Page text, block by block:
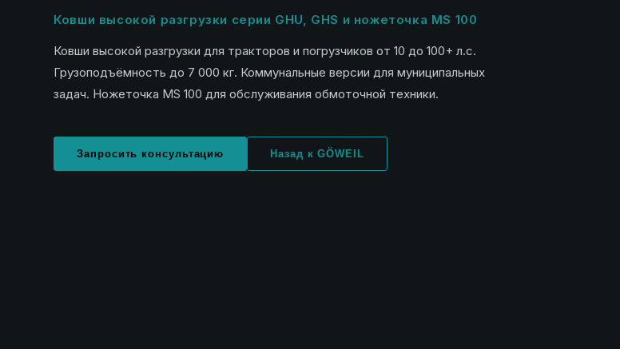
Ковши высокой разгрузки серии GHU, GHS и ножеточка MS 100
Ковши высокой разгрузки для тракторов и погрузчиков от 10 до 100+ л.с.
Грузоподъёмность до 7 000 кг. Коммунальные версии для муниципальных
задач. Ножеточка MS 100 для обслуживания обмоточной техники.
Запросить консультацию Назад к GÖWEIL